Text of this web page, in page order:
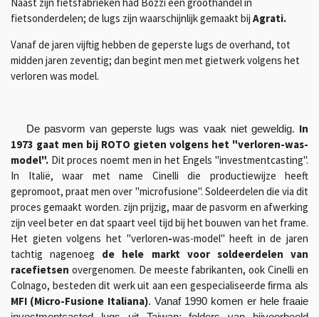
fietsonderdelen; de lugs zijn waarschijnlijk gemaakt bij Agrati.
Vanaf de jaren vijftig hebben de geperste lugs de overhand, tot
midden jaren zeventig; dan begint men met gietwerk volgens het
verloren was model.
De pasvorm van geperste lugs was vaak niet geweldig. In
1973 gaat men bij ROTO gieten volgens het "verloren-was-
model". Dit proces noemt men in het Engels "investmentcasting".
In Italië, waar met name Cinelli die productiewijze heeft
gepromoot, praat men over "microfusione". Soldeerdelen die via dit
proces gemaakt worden. zijn prijzig, maar de pasvorm en afwerking
zijn veel beter en dat spaart veel tijd bij het bouwen van het frame.
Het gieten volgens het "verloren-was-model" heeft in de jaren
tachtig nagenoeg de hele markt voor soldeerdelen van
racefietsen overgenomen. De meeste fabrikanten, ook Cinelli en
Colnago, besteden dit werk uit aan een gespecialiseerdefirma als
MFI (Micro-Fusione Italiana). Vanaf 1990 komen er hele fraaie